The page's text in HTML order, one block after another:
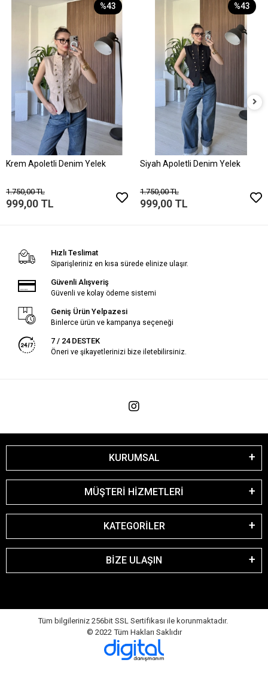
%43
Krem Apoletli Denim Yelek
1.750,00 TL
999,00 TL
%43
Siyah Apoletli Denim Yelek
1.750,00 TL
999,00 TL
Hızlı Teslimat
Siparişleriniz en kısa sürede elinize ulaşır.
Güvenli Alışveriş
Güvenli ve kolay ödeme sistemi
Geniş Ürün Yelpazesi
Binlerce ürün ve kampanya seçeneği
7 / 24 DESTEK
Öneri ve şikayetlerinizi bize iletebilirsiniz.
KURUMSAL
MÜŞTERİ HİZMETLERİ
KATEGORİLER
BİZE ULAŞIN
Tüm bilgileriniz 256bit SSL Sertifikası ile korunmaktadır.
© 2022 Tüm Hakları Saklıdır